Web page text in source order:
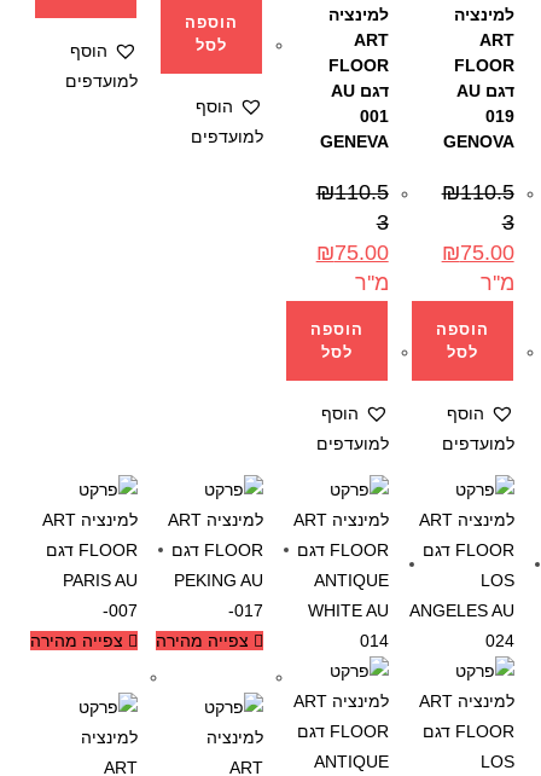
הוסף
למועדפים
הוספה
לסל
הוסף
למועדפים
למינציה
ART
FLOOR
דגם AU
001
GENEVA
₪110.5
3
₪75.00
מ''ר
הוספה
לסל
הוסף
למועדפים
למינציה
ART
FLOOR
דגם AU
019
GENOVA
₪110.5
3
₪75.00
מ''ר
הוספה
לסל
הוסף
למועדפים
צפייה מהירה
צפייה מהירה